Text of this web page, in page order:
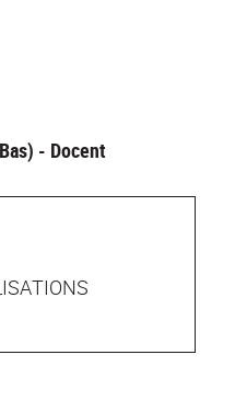
- Docent